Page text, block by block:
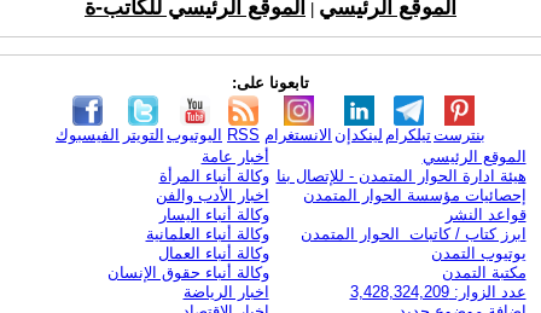
الموقع الرئيسي الموقع الرئيسي للكاتب-ة
تابعونا على:
الفيسبوك التويتر اليوتيوب RSS الانستغرام لينكدإن تيلكرامبنترست
الموقع الرئيسي
هيئة ادارة الحوار المتمدن - للإتصال بنا
إحصائيات مؤسسة الحوار المتمدن
قواعد النشر
ابرز كتاب / كاتبات الحوار المتمدن
يوتيوب التمدن
مكتبة التمدن
عدد الزوار: 3,428,324,209
أخبار عامة
وكالة أنباء المرأة
اخبار الأدب والفن
وكالة أنباء اليسار
وكالة أنباء العلمانية
وكالة أنباء العمال
وكالة أنباء حقوق الإنسان
اخبار الرياضة